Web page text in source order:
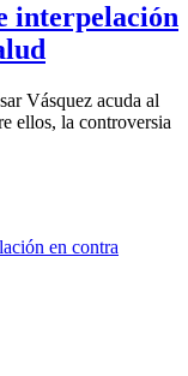
interpelación
Vásquez acuda al
ellos, la controversia